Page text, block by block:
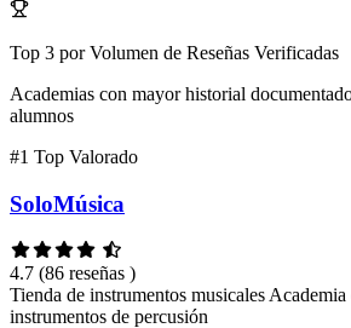
Top 3 por Volumen de Reseñas Verificadas
Academias con mayor historial
alumnos
#1 Top Valorado
SoloMúsica
4.7 (86 reseñas )
Tienda de instrumentos musicales Academia
instrumentos de percusión